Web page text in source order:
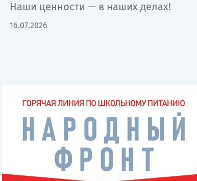
Наши ценности — в наших делах!
16.07.2026